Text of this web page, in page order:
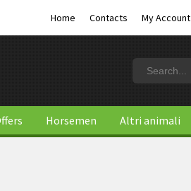
Home Contacts My Account
Horsemen Altri animali